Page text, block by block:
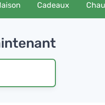
Cadeaux